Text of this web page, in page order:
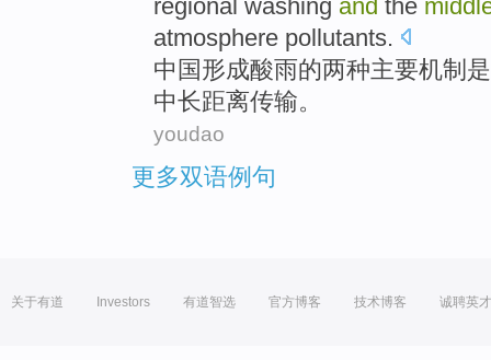
regional washing and the
atmosphere pollutants.
中国形成酸雨的两种主要机制 是
中长距离传输。
youdao
更多双语例句
关于有道 Investors 有道智选 官方博客 技术博客 诚聘英才